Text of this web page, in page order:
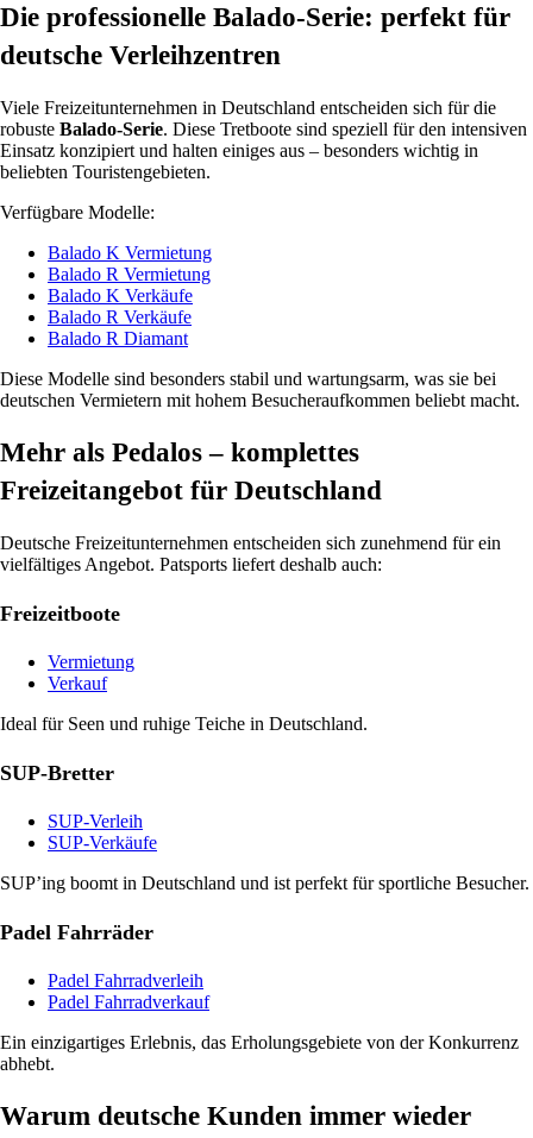
Die professionelle Balado-Serie: perfekt für
deutsche Verleihzentren
Viele Freizeitunternehmen in Deutschland entscheiden sich für die
robuste Balado-Serie. Diese Tretboote sind speziell für den intensiven
Einsatz konzipiert und halten einiges aus – besonders wichtig in
beliebten Touristengebieten.
Verfügbare Modelle:
Balado K Vermietung
Balado R Vermietung
Balado K Verkäufe
Balado R Verkäufe
Balado R Diamant
Diese Modelle sind besonders stabil und wartungsarm, was sie bei
deutschen Vermietern mit hohem Besucheraufkommen beliebt macht.
Mehr als Pedalos – komplettes
Freizeitangebot für Deutschland
Deutsche Freizeitunternehmen entscheiden sich zunehmend für ein
vielfältiges Angebot. Patsports liefert deshalb auch:
Freizeitboote
Vermietung
Verkauf
Ideal für Seen und ruhige Teiche in Deutschland.
SUP-Bretter
SUP-Verleih
SUP-Verkäufe
SUP’ing boomt in Deutschland und ist perfekt für sportliche Besucher.
Padel Fahrräder
Padel Fahrradverleih
Padel Fahrradverkauf
Ein einzigartiges Erlebnis, das Erholungsgebiete von der Konkurrenz
abhebt.
Warum deutsche Kunden immer wieder